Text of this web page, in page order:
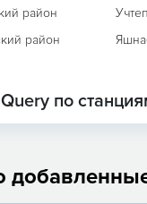
район
район
по